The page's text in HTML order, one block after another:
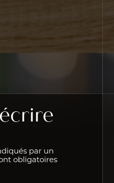
par un
obligatoires